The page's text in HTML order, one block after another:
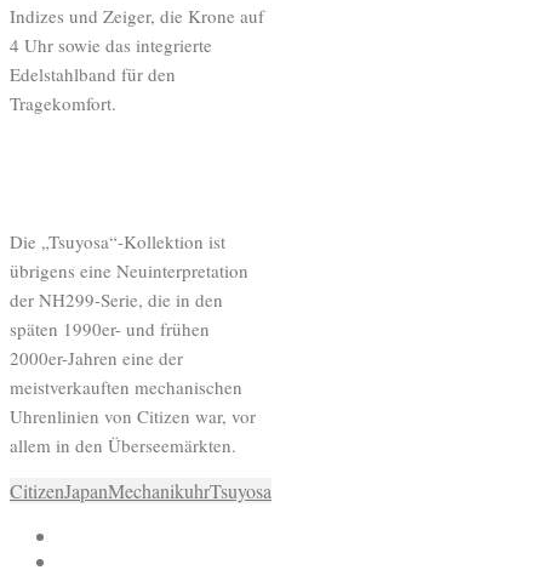
Indizes und Zeiger, die Krone auf
4 Uhr sowie das integrierte
Edelstahlband für den
Tragekomfort.
Die „Tsuyosa“-Kollektion ist
übrigens eine Neuinterpretation
der NH299-Serie, die in den
späten 1990er- und frühen
2000er-Jahren eine der
meistverkauften mechanischen
Uhrenlinien von Citizen war, vor
allem in den Überseemärkten.
CitizenJapanMechanikuhrTsuyosa